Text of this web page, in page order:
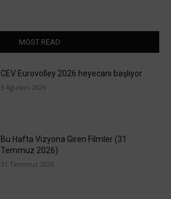
MOST READ
CEV Eurovolley 2026 heyecanı başlıyor
3 Ağustos 2026
Bu Hafta Vizyona Giren Filmler (31
Temmuz 2026)
31 Temmuz 2026